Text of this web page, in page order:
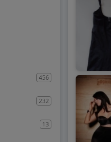
456
232
13